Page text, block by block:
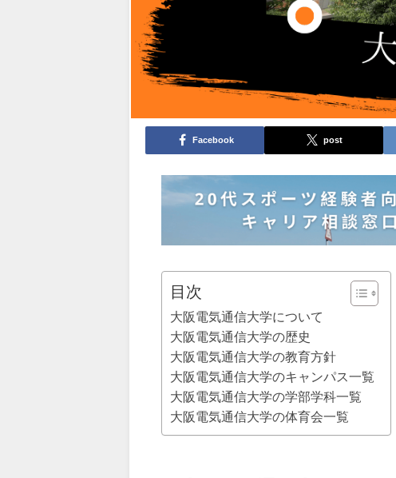
Facebook post
目次
大阪電気通信大学について
大阪電気通信大学の歴史
大阪電気通信大学の教育方針
大阪電気通信大学のキャンパス一覧
大阪電気通信大学の学部学科一覧
大阪電気通信大学の体育会一覧